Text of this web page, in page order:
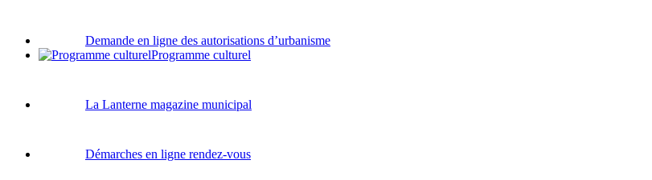
Demande en ligne des autorisations d’urbanisme
Programme culturel
La Lanterne magazine municipal
Démarches en ligne rendez-vous